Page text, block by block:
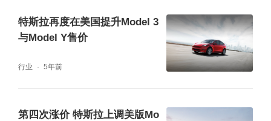
特斯拉再度在美国提升Model 3
与Model Y售价
行业 5年前
第四次涨价 特斯拉上调美版Mo